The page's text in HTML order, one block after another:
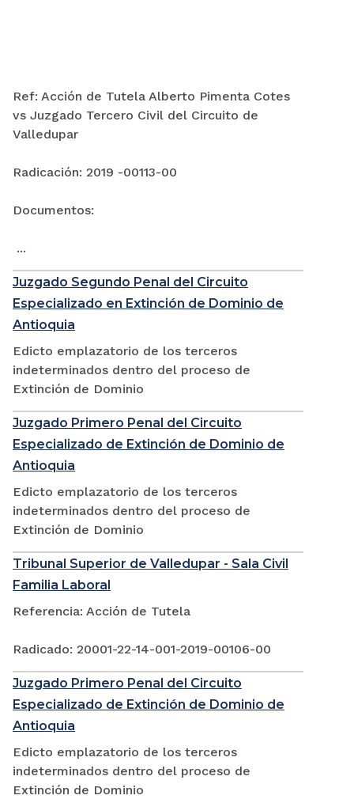
Ref: Acción de Tutela Alberto Pimenta Cotes
vs Juzgado Tercero Civil del Circuito de
Valledupar
Radicación: 2019 -00113-00
Documentos:
...
Juzgado Segundo Penal del Circuito
Especializado en Extinción de Dominio de
Antioquia
Edicto emplazatorio de los terceros
indeterminados dentro del proceso de
Extinción de Dominio
Juzgado Primero Penal del Circuito
Especializado de Extinción de Dominio de
Antioquia
Edicto emplazatorio de los terceros
indeterminados dentro del proceso de
Extinción de Dominio
Tribunal Superior de Valledupar - Sala Civil
Familia Laboral
Referencia: Acción de Tutela
Radicado: 20001-22-14-001-2019-00106-00
Juzgado Primero Penal del Circuito
Especializado de Extinción de Dominio de
Antioquia
Edicto emplazatorio de los terceros
indeterminados dentro del proceso de
Extinción de Dominio